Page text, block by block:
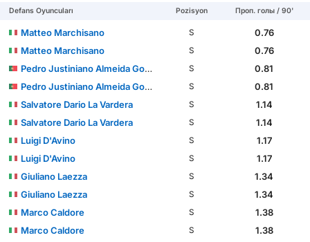
Defans Oyuncuları Pozisyon Проп. голы / 90'
Matteo Marchisano S
0.76
Matteo Marchisano
S
0.76
Pedro Justiniano Almeida Gomes
S
0.81
Pedro Justiniano Almeida Gomes
S
0.81
Salvatore Dario La Vardera
S
1.14
Salvatore Dario La Vardera
S
1.14
Luigi D'Avino
S
1.17
Luigi D'Avino
S
1.17
Giuliano Laezza
S
1.34
Giuliano Laezza
S
1.34
Marco Caldore
S
1.38
Marco Caldore
S
1.38